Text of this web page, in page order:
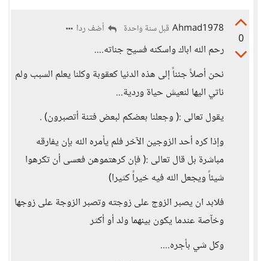
0
Ahmad1978 قبل سنة واحدة أضف ردا
رحم الله اباك واسكنه فسيح جناته....
نحن أصلاً جئناً إلى هذه الدنيا كعقوبة وكلنا يعلم السبب ولم
ناتي اليها لنعيش حياة وردية...
يقول تعالى :( وجعلنا بعضكم لبعض فتنة أتصبرون) .
وإذا كره أحد الزوجين الآخر فلم يأمره الله بإن يفارقه
مباشرة بل قال تعالى :( فإن كرهتموهن فعسى أن تكرهوا
شيئاً ويجعل الله فيه خيراً كثيرا)
فلابد ان يصبر الزوج على زوجته وتصبر الزوجة على زوجها
وخآصة عندما يكون بينهما ولد أو أكثر
وكل شي بأجره....